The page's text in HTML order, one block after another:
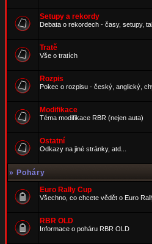
Setupy a rekordy
Debata o rekordech - časy, setupy,
Tratě
Vše o tratích
Rozpis
Pokec o rozpisu - český, anglický,
Modifikace
Téma modifikace RBR (nejen auta)
Ostatní
Odkazy na jiné stránky, atd...
» Poháry
Euro Rally Cup
Všechno, co chcete vědět o Euro
RBR OLD
Informace o poháru RBR OLD